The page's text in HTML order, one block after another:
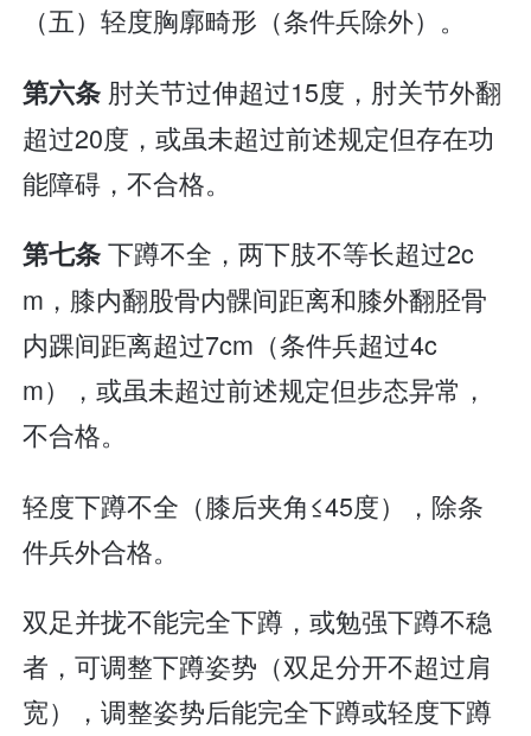
（五）轻度胸廓畸形（条件兵除外）。
第六条 肘关节过伸超过15度，肘关节外翻
超过20度，或虽未超过前述规定但存在功
能障碍，不合格。
第七条下蹲不全，两下肢不等长超过2c
m，膝内翻股骨内髁间距离和膝外翻胫骨
内踝间距离超过7cm（条件兵超过4c
m），或虽未超过前述规定但步态异常，
不合格。
轻度下蹲不全（膝后夹角≤45度），除条
件兵外合格。
双足并拢不能完全下蹲，或勉强下蹲不稳
者，可调整下蹲姿势（双足分开不超过肩
宽），调整姿势后能完全下蹲或轻度下蹲